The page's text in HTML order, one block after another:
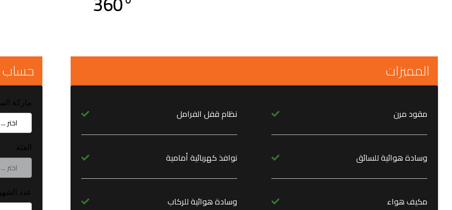
المميزات
مقود مرن نظام قفل الفرامل
وسادة هوائية للسائق نوافذ كهربائية أمامية
مكيف هواء وسادة هوائية للركاب
ماركة
الفئة
عدد